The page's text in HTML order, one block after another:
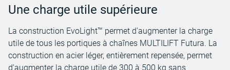
Une charge utile supérieure
La construction EvoLight™ permet d'augmenter la charge
utile de tous les portiques à chaînes MULTILIFT Futura. La
construction en acier léger, entièrement repensée, permet
d'augmenter la charge utile de 300 à 500 kg sans